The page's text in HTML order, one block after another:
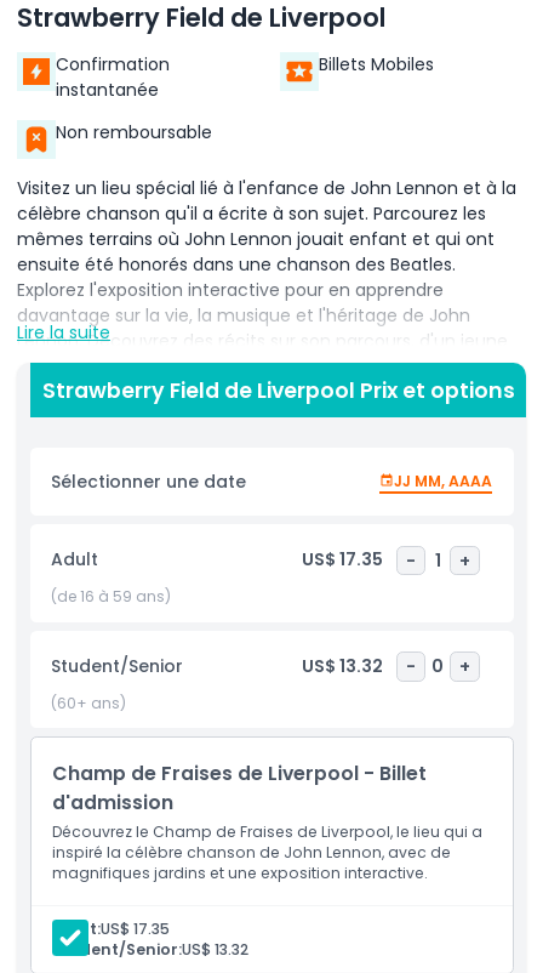
Strawberry Field de Liverpool
Confirmation
instantanée
Billets Mobiles
Non remboursable
Visitez un lieu spécial lié à l'enfance de John Lennon et à la
célèbre chanson qu'il a écrite à son sujet. Parcourez les
mêmes terrains où John Lennon jouait enfant et qui ont
ensuite été honorés dans une chanson des Beatles.
Explorez l'exposition interactive pour en apprendre
davantage sur la vie, la musique et l'héritage de John
Lennon. Découvrez des récits sur son parcours, d'un jeune
garçon de Liverpool à un musicien mondialement connu.
Flânez dans les magnifiques jardins, où vous pouvez vous
détendre et profiter du calme environnant. Voyez le piano
célèbre chanson Imagine. Écoutez sa musique et
comprenez comment ses chansons continuent d'inspirer
'Steps to Work', qui aide les jeunes adultes ayant des
difficultés d'apprentissage à construire leur avenir.
Découvrez comment ce lieu soutient et autonomise les
visite est parfaite pour les fans des Beatles, les amateurs
de musique et toute personne s'intéressant à l'histoire de
John Lennon. Venez vivre l'histoire, la musique et l'impact
Points forts
Inclus
Politique enfant/adulte
Lire la suite
Strawberry Field de Liverpool Prix et options
Sélectionner une date JJ MM, AAAA
Adult US$ 17.35 - 1 +
(de 16 à 59 ans)
Student/Senior US$ 13.32 - 0 +
(60+ ans)
Champ de Fraises de Liverpool - Billet
d'admission
Découvrez le Champ de Fraises de Liverpool, le lieu qui a
inspiré la célèbre chanson de John Lennon, avec de
magnifiques jardins et une exposition interactive.
Adult:US$ 17.35
Student/Senior:US$ 13.32